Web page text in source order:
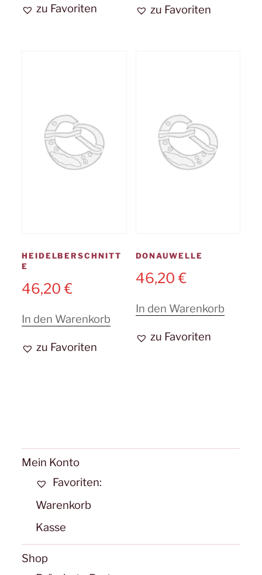
zu Favoriten zu Favoriten
HEIDELBERSCHNITT
E
46,20€
In den Warenkorb
zu Favoriten
DONAUWELLE
46,20€
In den Warenkorb
zu Favoriten
Mein Konto
Favoriten:
Warenkorb
Kasse
Shop